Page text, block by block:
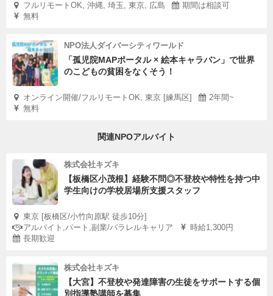
フルリモートOK, 沖縄, 埼玉, 東京, 広島
期間は相談可
無料
NPO法人ダイバーシティワールド
「孤児院MAPポータル × 絵本キャラバン」で世界
のこどもの貧困をなくそう！
オンライン開催/フルリモートOK, 東京 [練馬区]
2年間~
無料
関連NPOアルバイト
株式会社キズキ
【板橋区小茂根】経験不問◎不登校や特性を持つ中
学生向けの学校居場所支援スタッフ
東京 [板橋区/小竹向原駅 徒歩10分]
アルバイト,パート,副業/パラレルキャリア
時給1,300円
長期歓迎
株式会社キズキ
【大宮】不登校や発達障害の生徒をサポートする個
別指導塾講師を募集